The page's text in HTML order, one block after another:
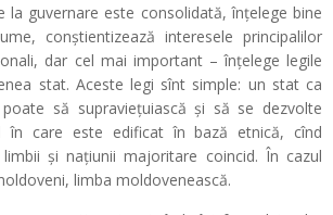
la guvernare este consolidată, înțelege bine
conștientizează interesele principalilor
dar cel mai important – înțelege legile
stat. Aceste legi sînt simple: un stat ca
să supraviețuiască și să se dezvolte
în care este edificat în bază etnică, cînd
și națiunii majoritare coincid. În cazul
limba moldovenească.